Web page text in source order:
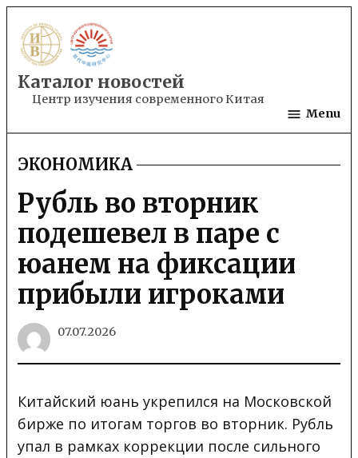
to
content
Каталог новостей
Центр изучения современного Китая
Menu
POSTED
IN
ЭКОНОМИКА
Рубль во вторник
подешевел в паре с
юанем на фиксации
прибыли игроками
07.07.2026
Китайский юань укрепился на Московской
бирже по итогам торгов во вторник. Рубль
упал в рамках коррекции после сильного